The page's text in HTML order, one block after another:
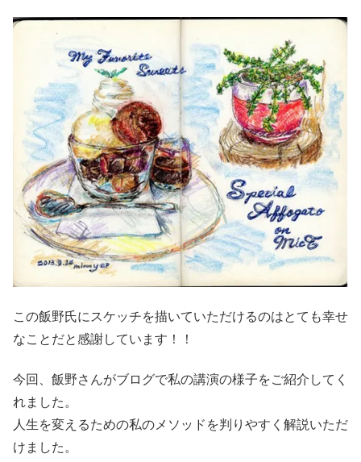
この飯野氏にスケッチを描いていただけるのはとても幸せ
なことだと感謝しています！！
今回、飯野さんがブログで私の講演の様子をご紹介してく
れました。
人生を変えるための私のメソッドを判りやすく解説いただ
けました。